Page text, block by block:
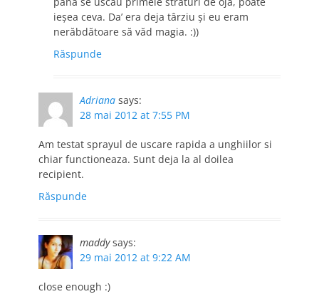
ieşea ceva. Da’ era deja târziu şi eu eram
nerăbdătoare să văd magia. :))
Răspunde
Adriana says:
28 mai 2012 at 7:55 PM
Am testat sprayul de uscare rapida a unghiilor si
chiar functioneaza. Sunt deja la al doilea
recipient.
Răspunde
maddy says:
29 mai 2012 at 9:22 AM
close enough :)